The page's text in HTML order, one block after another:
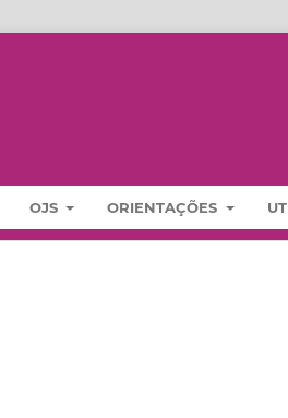
OJS ORIENTAÇÕES